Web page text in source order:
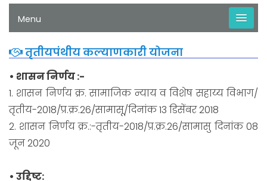
Menu
तृतीयपंथीय कल्याणकारी योजना
• शासन निर्णय :-
1. शासन निर्णय क्र. सामाजिक न्याय व विशेष सहाय्य विभाग/
तृतीय-2018/प्र.क्र.26/सामासू/दिनांक 13 डिसेंबर 2018
2. शासन निर्णय क्र.:-तृतीय-2018/प्र.क्र.26/सामासु दिनांक 08
जून 2020
• उद्दिष्ट: